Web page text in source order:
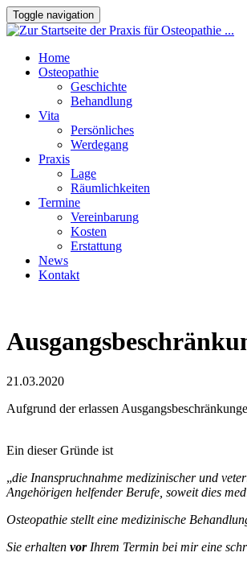
Toggle navigation
Home
Osteopathie
Geschichte
Behandlung
Vita
Persönliches
Werdegang
Praxis
Lage
Räumlichkeiten
Termine
Vereinbarung
Kosten
Erstattung
News
Kontakt
21.03.2020
Aufgrund der erlassen
Ein dieser Gründe ist
„die Inanspruchnahme medizinischer und
Angehörigen helfender Berufe, soweit dies
Osteopathie stellt eine medizinische
Sie erhalten vorIhrem Termin bei mir eine